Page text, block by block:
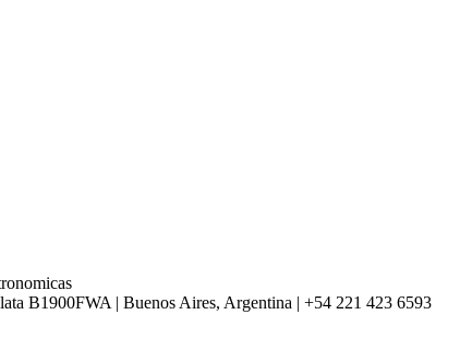
B1900FWA | Buenos Aires, Argentina | +54 221 423 6593